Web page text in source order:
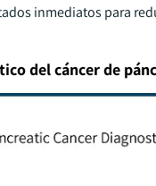
inmediatos para
del cáncer de